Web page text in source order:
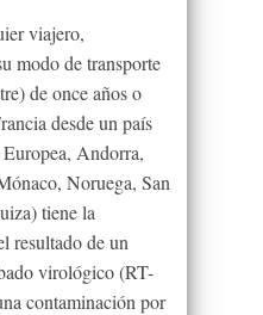
viajero,
modo de transporte
de once años o
desde un país
Andorra,
Noruega, San
tiene la
resultado de un
virológico (RT-
contaminación por